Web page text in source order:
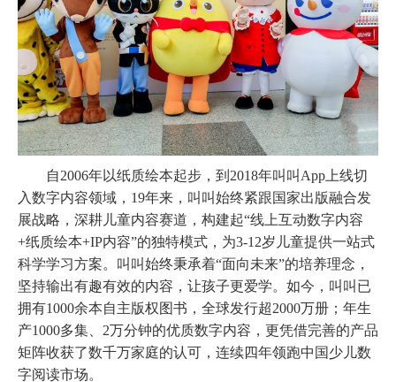
自2006年以纸质绘本起步，到2018年叫叫App上线切
入数字内容领域，19年来，叫叫始终紧跟国家出版融合发
展战略，深耕儿童内容赛道，构建起“线上互动数字内容
+纸质绘本+IP内容”的独特模式，为3-12岁儿童提供一站式
科学学习方案。叫叫始终秉承着“面向未来”的培养理念，
坚持输出有趣有效的内容，让孩子更爱学。如今，叫叫已
拥有1000余本自主版权图书，全球发行超2000万册；年生
产1000多集、2万分钟的优质数字内容，更凭借完善的产品
矩阵收获了数千万家庭的认可，连续四年领跑中国少儿数
字阅读市场。